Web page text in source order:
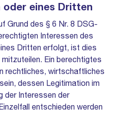
oder eines Dritten
Grund des § 6 Nr. 8 DSG-
Interessen des
Dritten erfolgt, ist dies
Ein berechtigtes
rechtliches, wirtschaftliches
dessen Legitimation im
der Interessen der
entschieden werden